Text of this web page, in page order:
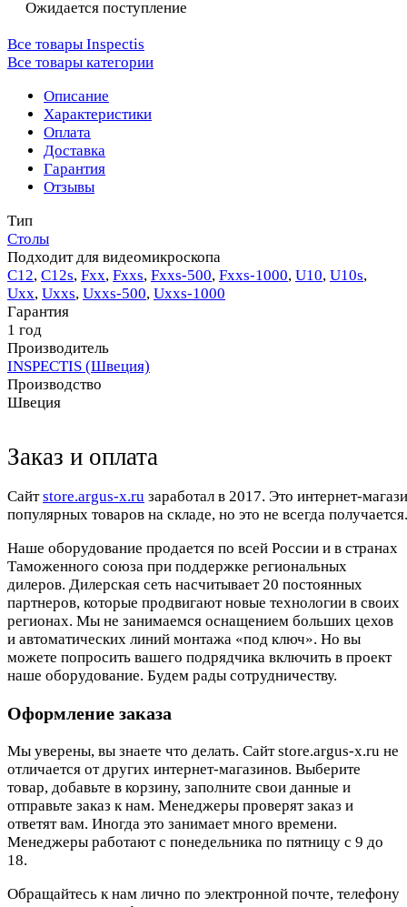
Ожидается поступление
Все товары Inspectis
Все товары категории
Описание
Характеристики
Оплата
Доставка
Гарантия
Отзывы
Тип
Столы
Подходит для видеомикроскопа
C12, С12s, Fхх, Fххs, Fххs-500, Fххs-1000, U10, U10s,
Uхх, Uххs, Uххs-500, Uххs-1000
Гарантия
1 год
Производитель
INSPECTIS (Швеция)
Производство
Швеция
Заказ и оплата
Cайтstore.argus-x.ru заработал в 2017. Это интернет-
популярных товаров на складе, но это не всегда
Наше оборудование продается по всей России и в странах
Таможенного союза при поддержке региональных
дилеров. Дилерская сеть насчитывает 20 постоянных
партнеров, которые продвигают новые технологии в своих
регионах. Мы не занимаемся оснащением больших цехов
и автоматических линий монтажа «под ключ». Но вы
можете попросить вашего подрядчика включить в проект
наше оборудование. Будем рады сотрудничеству.
Оформление заказа
Мы уверены, вы знаете что делать. Сайт store.argus-x.ru не
отличается от других интернет-магазинов. Выберите
товар, добавьте в корзину, заполните свои данные и
отправьте заказ к нам. Менеджеры проверят заказ и
ответят вам. Иногда это занимает много времени.
Менеджеры работают с понедельника по пятницу с 9 до
18.
Обращайтесь к нам лично по электронной почте, телефону